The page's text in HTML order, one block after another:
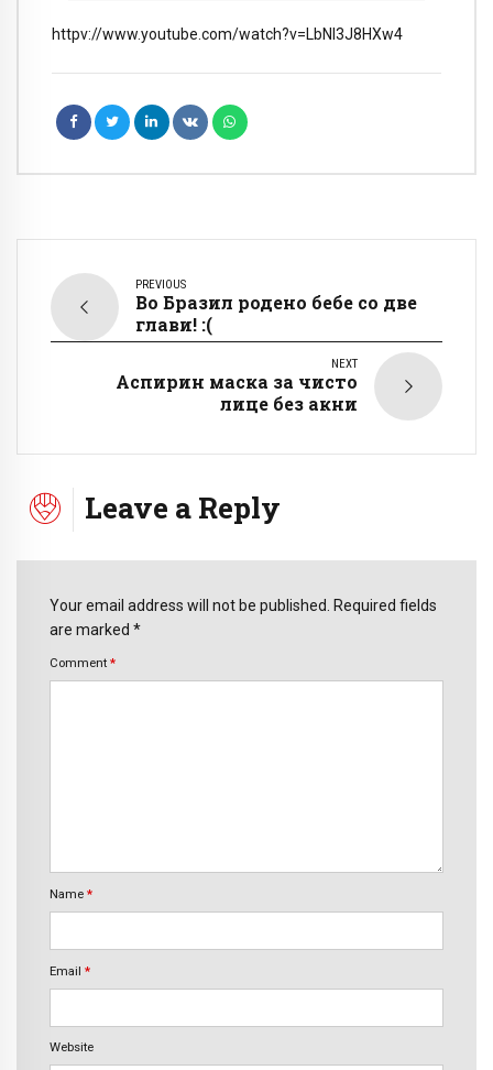
httpv://www.youtube.com/watch?v=LbNl3J8HXw4
PREVIOUS
Во Бразил родено бебе со две
глави! :(
NEXT
Аспирин маска за чисто
лице без акни
Leave a Reply
Your email address will not be published. Required fields
are marked *
Comment *
Name *
Email *
Website